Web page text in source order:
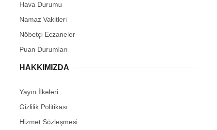
Hava Durumu
Namaz Vakitleri
Nöbetçi Eczaneler
Puan Durumları
HAKKIMIZDA
Yayın İlkeleri
Gizlilik Politikası
Hizmet Sözleşmesi